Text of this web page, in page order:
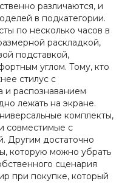
различаются, и
в подкатегории.
по несколько часов в
раскладкой,
подставкой,
углом. Тому, кто
стилус с
и распознаванием
лежать на экране.
комплекты,
совместимые с
Другим достаточно
которую можно убрать
сценария
при покупке, который